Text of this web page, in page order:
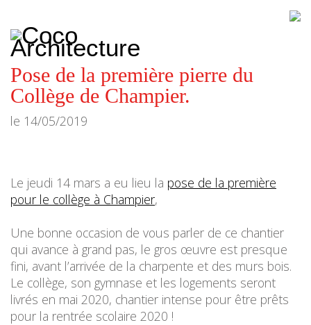
Architecture
architecture,
urbanisme,
etc.
Pose de la première pierre du
Collège de Champier.
le 14/05/2019
Le jeudi 14 mars a eu lieu la pose de la première
pour le collège à Champier,
Une bonne occasion de vous parler de ce chantier
qui avance à grand pas, le gros œuvre est presque
fini, avant l’arrivée de la charpente et des murs bois.
Le collège, son gymnase et les logements seront
livrés en mai 2020, chantier intense pour être prêts
pour la rentrée scolaire 2020 !